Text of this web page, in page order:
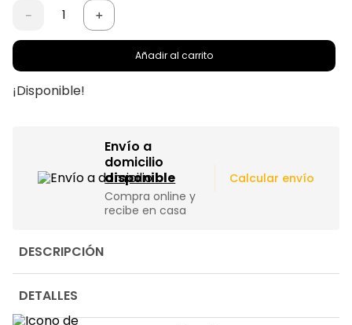
＋
－
Añadir al carrito
¡Disponible!
Envío a
domicilio
disponible
Compra online y
recibe en casa
| Calcular envío
DESCRIPCIÓN
DETALLES